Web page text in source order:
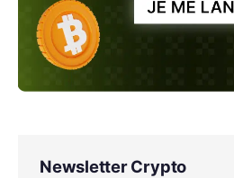
Newsletter Crypto